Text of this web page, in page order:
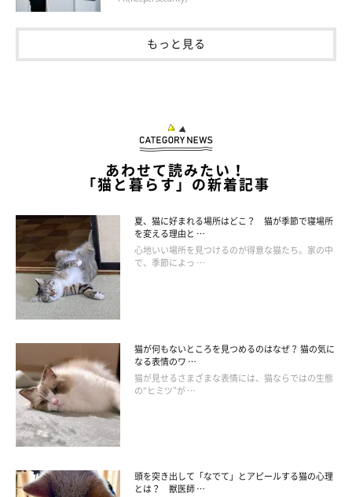
もっと見る
あわせて読みたい！
「猫と暮らす」の新着記事
夏、猫に好まれる場所はどこ？ 猫が季節で寝場所
を変える理由と …
心地いい場所を見つけるのが得意な猫たち。家の中
で、季節によっ …
猫が何もないところを見つめるのはなぜ？ 猫の気に
なる表情のワ …
猫が見せるさまざまな表情には、猫ならではの生態
の“ヒミツ”が …
頭を突き出して「なでて」とアピールする猫の心理
とは？ 獣医師 …